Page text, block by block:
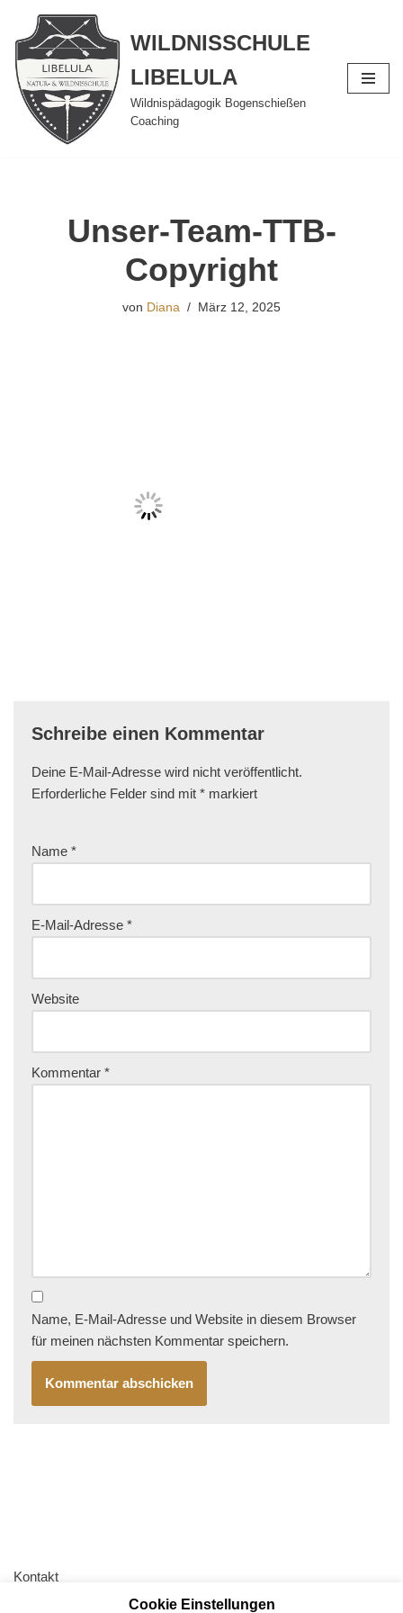
Zum
Inhalt
springen
WILDNISSCHULE
LIBELULA
Wildnispädagogik Bogenschießen
Coaching
Unser-Team-TTB-
Copyright
von Diana März 12, 2025
Schreibe einen Kommentar
Deine E-Mail-Adresse wird nicht veröffentlicht.
Erforderliche Felder sind mit * markiert
Name *
E-Mail-Adresse *
Website
Kommentar *
Name, E-Mail-Adresse und Website in diesem Browser
für meinen nächsten Kommentar speichern.
Kontakt
Cookie Einstellungen